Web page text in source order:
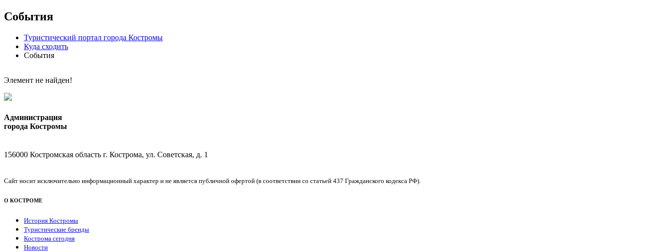
События
Туристический портал города Костромы
Куда сходить
События
Элемент не найден!
Администрация
города Костромы
156000 Костромская область г. Кострома, ул. Советская, д. 1
Сайт носит исключительно информационный характер и не является публичной офертой (в соответствии со статьей 437 Гражданского кодекса РФ).
О КОСТРОМЕ
История Костромы
Туристические бренды
Кострома сегодня
Новости